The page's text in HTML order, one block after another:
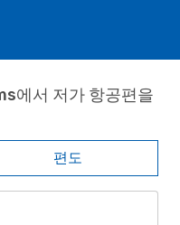
에서 저가 항공편을
편도